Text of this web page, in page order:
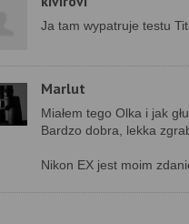
Ja tam wypatruje testu
Marlut
Miałem tego Olka i jak
Bardzo dobra, lekka
Nikon EX jest moim